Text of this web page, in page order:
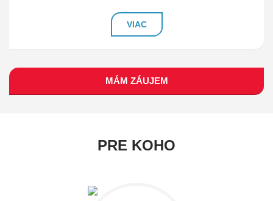
VIAC
MÁM ZÁUJEM
PRE KOHO